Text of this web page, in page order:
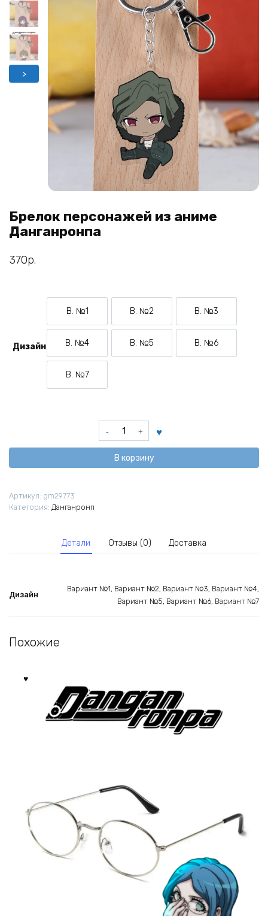
>
Брелок персонажей из аниме
Данганронпа
370р.
Дизайн
В. №1
Вариант №1
В. №2
Вариант №2
В. №3
Вариант №3
В. №4
Вариант №4
В. №5
Вариант №5
В. №6
Вариант №6
В. №7
Вариант №7
Количество
товара
персонажей
В корзину
Артикул: gm29773
Категория: Данганронп
Детали Отзывы (0) Доставка
Дизайн
Вариант №1, Вариант №2, Вариант №3, Вариант №4,
Вариант №5, Вариант №6, Вариант №7
Похожие